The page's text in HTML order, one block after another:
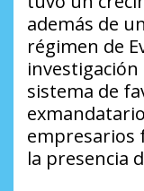
además de
régimen de
sistema de
empresarios
la presencia